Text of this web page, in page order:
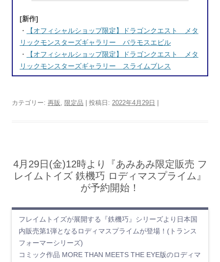
[新作]
・
【オフィシャルショップ限定】ドラゴンクエスト メタ
リックモンスターズギャラリー バラモスエビル
・
【オフィシャルショップ限定】ドラゴンクエスト メタ
リックモンスターズギャラリー スライムブレス
カテゴリー: 再販 , 限定品 | 投稿日: 2022年4月29日
4月29日(金)12時より『あみあみ限定販売 フ
レイムトイズ 鉄機巧 ロディマスプライム』
が予約開始！
フレイムトイズが展開する『鉄機巧』シリーズより日本国
内販売第1弾となるロディマスプライムが登場！(トランス
フォーマーシリーズ)
コミック作品 MORE THAN MEETS THE EYE版のロディマ